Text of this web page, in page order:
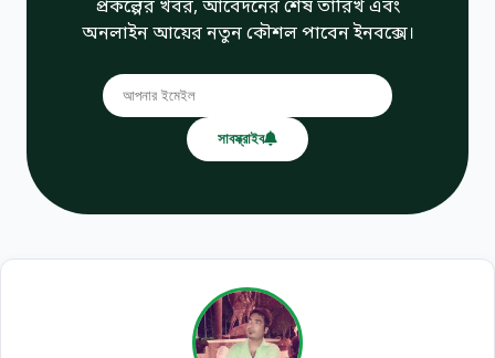
প্রকল্পের খবর, আবেদনের শেষ তারিখ এবং
অনলাইন আয়ের নতুন কৌশল পাবেন ইনবক্সে।
সাবস্ক্রাইব